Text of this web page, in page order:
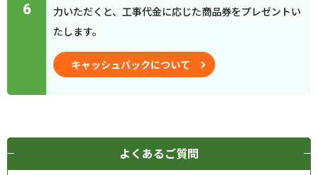
6
力いただくと、工事代金に応じた商品券をプレゼントい
たします。
キャッシュバックについて
よくあるご質問